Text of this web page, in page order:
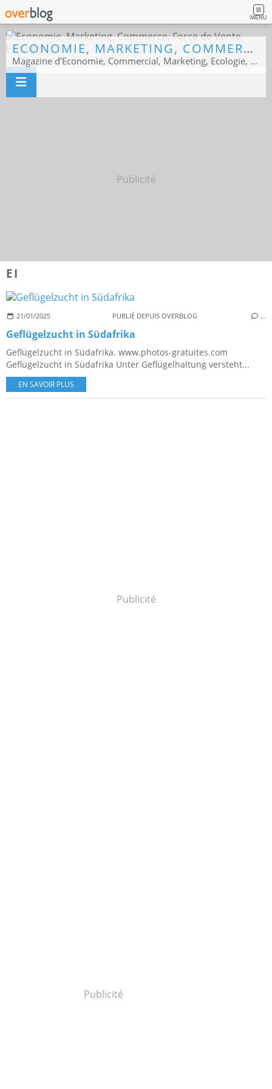
MENU
ECONOMIE, MARKETING, COMMERCE, FORCE DE VENTE, ECOLOGIE
Magazine d’Economie, Commercial, Marketing, Ecologie, Sport business
Publicité
EI
21/01/2025 PUBLIÉ DEPUIS OVERBLOG …
Geflügelzucht in Südafrika
Geflügelzucht in Südafrika. www.photos-gratuites.com
Geflügelzucht in Südafrika Unter Geflügelhaltung versteht...
EN SAVOIR PLUS
Publicité
Publicité